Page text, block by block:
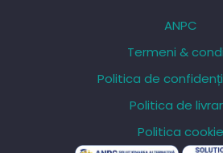
ANPC
Termeni &
Politica de
Politica de
Politica cookie